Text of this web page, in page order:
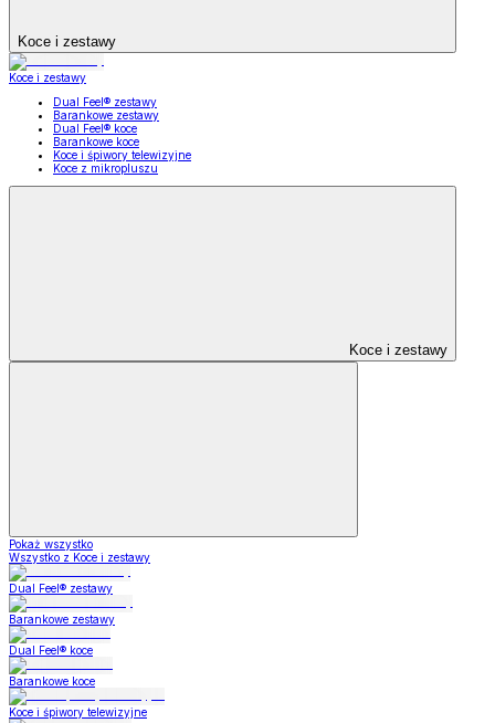
Koce i zestawy
Koce i zestawy
Dual Feel® zestawy
Barankowe zestawy
Dual Feel® koce
Barankowe koce
Koce i śpiwory telewizyjne
Koce z mikropluszu
Koce i zestawy
Pokaż wszystko
Wszystko z Koce i zestawy
Dual Feel® zestawy
Barankowe zestawy
Dual Feel® koce
Barankowe koce
Koce i śpiwory telewizyjne